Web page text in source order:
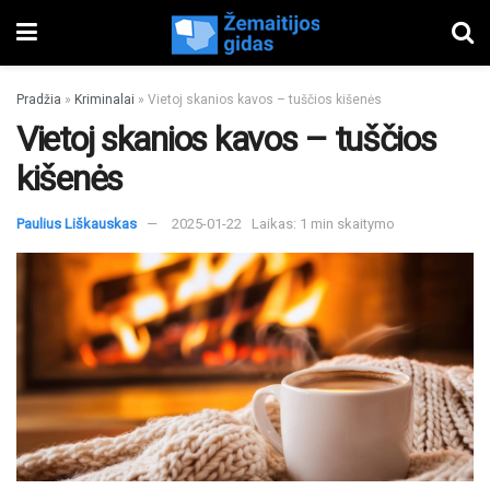
Pradžia » Kriminalai » Vietoj skanios kavos – tuščios kišenės
Vietoj skanios kavos – tuščios
kišenės
Paulius Liškauskas 2025-01-22 Laikas: 1 min skaitymo